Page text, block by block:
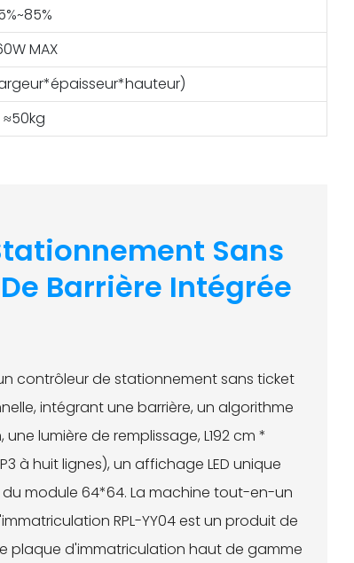
MAX
≈50kg
Sans
Barrière Intégrée
contrôleur de stationnement sans ticket
intégrant une barrière, un algorithme
lumière de remplissage, L192 cm *
à huit lignes), un affichage LED unique
du module 64*64. La machine tout-en-un
RPL-YY04 est un produit de
plaque d'immatriculation haut de gamme